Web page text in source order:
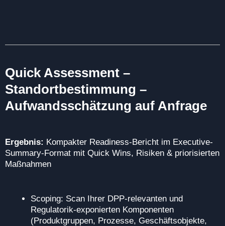
Quick Assessment –
Standortbestimmung –
Aufwandsschätzung auf Anfrage
Ergebnis: Kompakter Readiness‑Bericht im Executive-
Summary-Format mit Quick Wins, Risiken & priorisierten
Maßnahmen
Scoping: Scan Ihrer DPP‑relevanten und
Regulatorik-exponierten Komponenten
(Produktgruppen, Prozesse, Geschäftsobjekte,